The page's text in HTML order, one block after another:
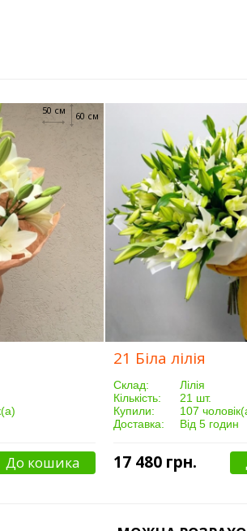
60 см
50 см
До кошика
21 Біла лілія
Склад:
Лілія
Кількість:
21 шт.
Купили:
107
Доставка:
Від 5 годин
17 480 грн.